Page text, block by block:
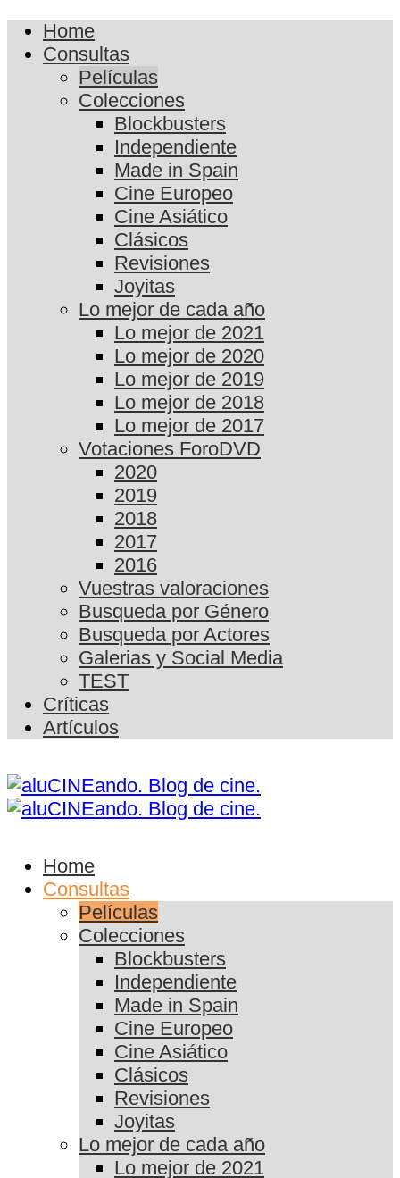
Home
Consultas
Películas
Colecciones
Blockbusters
Independiente
Made in Spain
Cine Europeo
Cine Asiático
Clásicos
Revisiones
Joyitas
Lo mejor de cada año
Lo mejor de 2021
Lo mejor de 2020
Lo mejor de 2019
Lo mejor de 2018
Lo mejor de 2017
Votaciones ForoDVD
2020
2019
2018
2017
2016
Vuestras valoraciones
Busqueda por Género
Busqueda por Actores
Galerias y Social Media
TEST
Críticas
Artículos
Home
Consultas
Películas
Colecciones
Blockbusters
Independiente
Made in Spain
Cine Europeo
Cine Asiático
Clásicos
Revisiones
Joyitas
Lo mejor de cada año
Lo mejor de 2021